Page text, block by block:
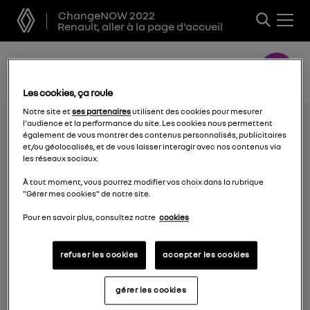
ChangeNOW 2022
Renault, aller à la page d'accueil
les autres marques
Les cookies, ça roule
Notre site etses partenairesutilisent des cookies pour mesurer
l'audience et la performance du site. Les cookies nous permettent
également de vous montrer des contenus personnalisés, publicitaires
et/ou géolocalisés, et de vous laisser interagir avec nos contenus via
les réseaux sociaux.
À tout moment, vous pourrez modifier vos choix dans la rubrique
"Gérer mes cookies" de notre site.
Pour en savoir plus, consultez notre cookies
refuser les cookies accepter les cookies
gérer les cookies